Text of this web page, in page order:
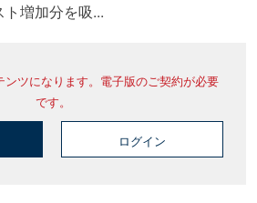
増加分を吸...
ンツになります。電子版のご契約が必要
です。
ログイン